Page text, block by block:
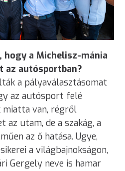
a Michelisz-mánia
autósportban?
a pályaválasztásomat
az autósport felé
miatta van, régről
az utam, de a szakág, a
az ő hatása. Ugye,
a világbajnokságon,
Gergely neve is hamar